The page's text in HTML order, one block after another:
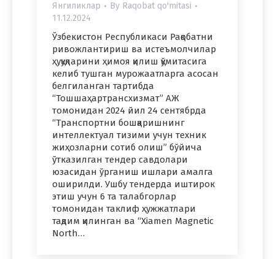
Янгиликлар By Raqobat qo'mitasi
11.12.2024
Ўзбекистон Республикаси Рақобатни
ривожлантириш ва истеъмолчилар
ҳуқуқларини ҳимоя қилиш қўмитасига
келиб тушган мурожаатларга асосан
белгиланган тартибда
“Тошшаҳартрансхизмат” АЖ
томонидан 2024 йил 24 сентябрда
“Транспортни бошқаришнинг
интеллектуал тизими учун техник
жиҳозларни сотиб олиш” бўйича
ўтказилган тендер савдолари
юзасидан ўрганиш ишлари амалга
оширилди. Ушбу тендерда иштирок
этиш учун 6 та талабгорлар
томонидан таклиф ҳужжатлари
тақдим қилинган ва “Xiamen Magnetic
North…